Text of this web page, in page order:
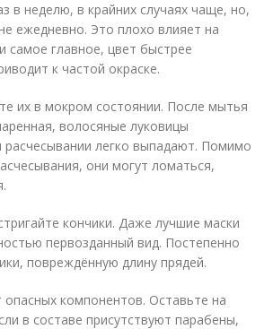
в неделю, в крайних случаях чаще, но,
ежедневно. Это плохо влияет на
самое главное, цвет быстрее
к частой окраске.
их в мокром состоянии. После мытья
волосяные луковицы
расчесывании легко выпадают. Помимо
они могут ломаться,
кончики. Даже лучшие маски
первозданный вид. Постепенно
повреждённую длину прядей.
компонентов. Оставьте на
в составе присутствуют парабены,